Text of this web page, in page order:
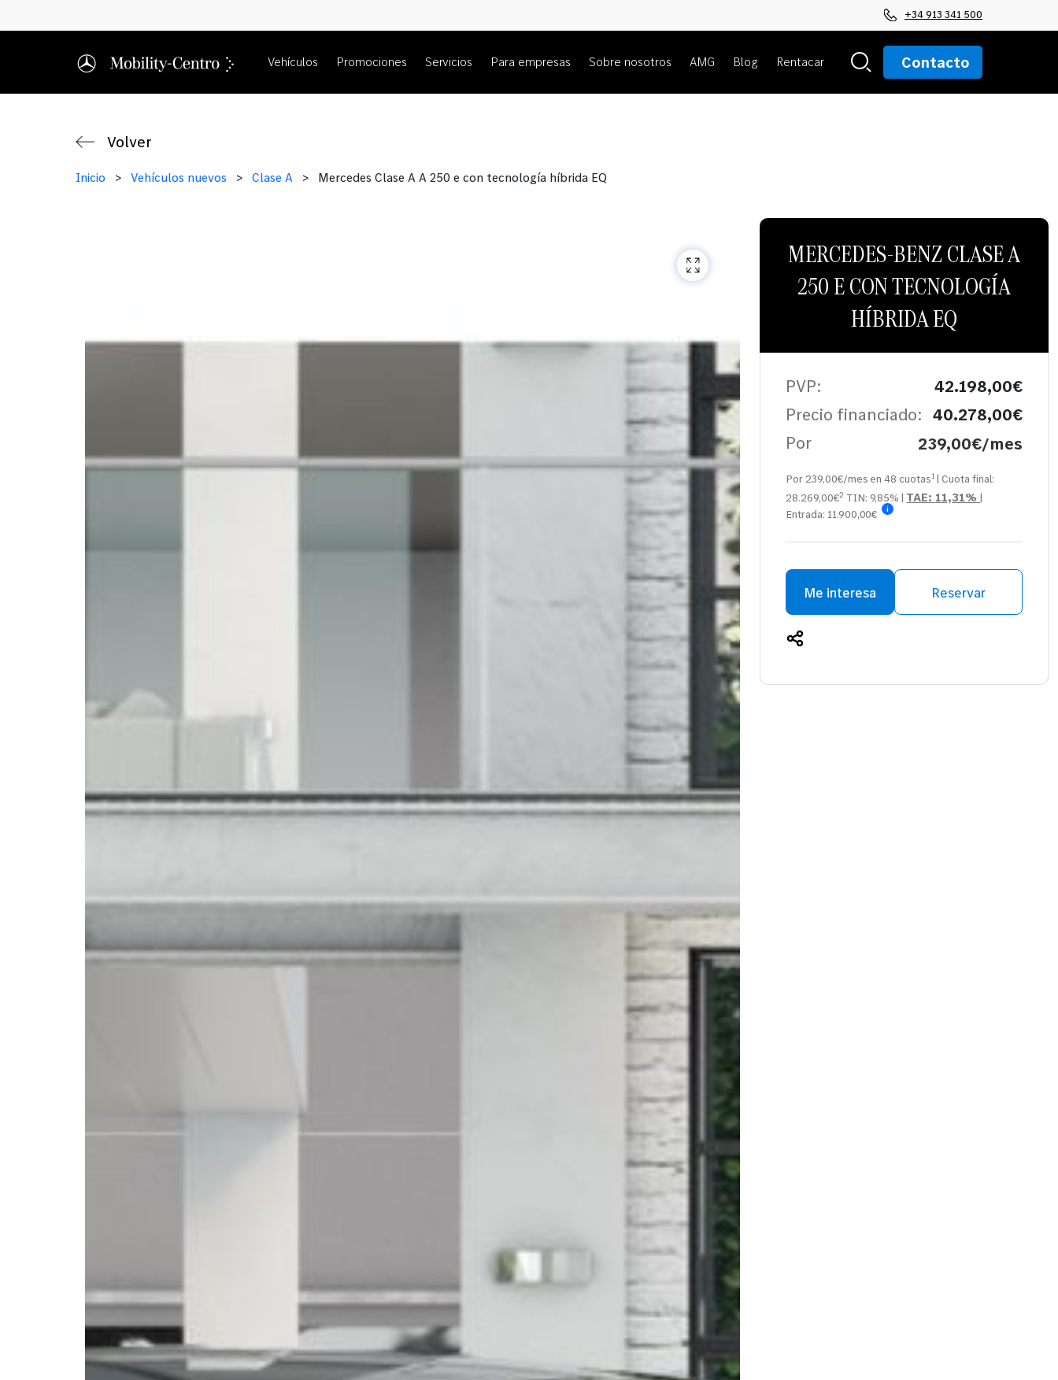
+34 913 341 500
Vehículos Promociones Servicios Para empresas Sobre nosotros AMG Blog Rentacar Contacto
Volver
Inicio > Vehículos nuevos > Clase A > Mercedes Clase A A 250 e con tecnología híbrida EQ
MERCEDES-BENZ CLASE A
250 E CON TECNOLOGÍA
HÍBRIDA EQ
PVP:
42.198,00€
Precio financiado: 40.278,00€
Por
239,00€/mes
Por 239,00€/mes en48 cuotas1 | Cuota final:
28.269,00€2 TIN: 9,85%| TAE: 11,31%|
Entrada: 11.900,00€ i
Me interesa Reservar